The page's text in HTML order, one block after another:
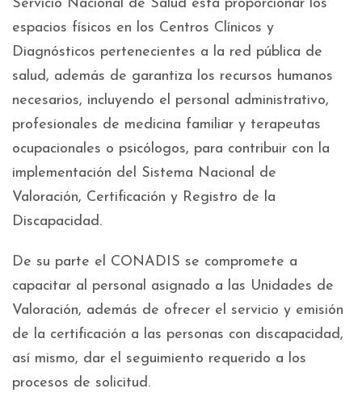
Servicio Nacional de Salud está proporcionar los
espacios físicos en los Centros Clínicos y
Diagnósticos pertenecientes a la red pública de
salud, además de garantiza los recursos humanos
necesarios, incluyendo el personal administrativo,
profesionales de medicina familiar y terapeutas
ocupacionales o psicólogos, para contribuir con la
implementación del Sistema Nacional de
Valoración, Certificación y Registro de la
Discapacidad.
De su parte el CONADIS se compromete a
capacitar al personal asignado a las Unidades de
Valoración, además de ofrecer el servicio y emisión
de la certificación a las personas con discapacidad,
así mismo, dar el seguimiento requerido a los
procesos de solicitud.